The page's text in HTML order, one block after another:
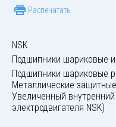
Распечатать
NSK
Подшипники шариковые
Подшипники шариковые
Металлические
Увеличенный
электродвигателя NSK)